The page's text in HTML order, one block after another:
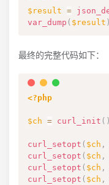
$result =
var_dump ( $result )
最终的完整代码如下：
<?php
$ch = curl_init ( )
curl_setopt ( $ch ,
curl_setopt ( $ch ,
curl_setopt ( $ch ,
curl_setopt ( $ch ,